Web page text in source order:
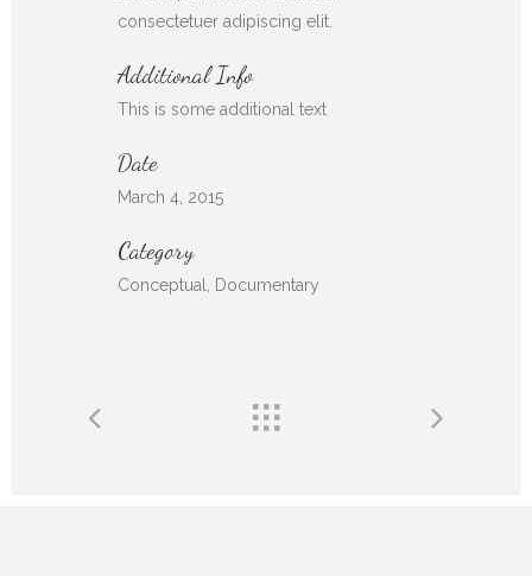
consectetuer adipiscing elit.
Additional Info
This is some additional text
Date
March 4, 2015
Category
Conceptual, Documentary